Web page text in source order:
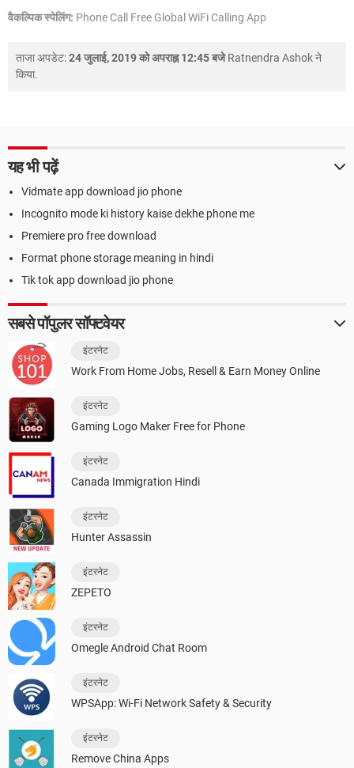
वैकल्पिक स्पेलिंग: Phone Call Free Global WiFi Calling App
ताजा अपडेट:24 जुलाई, 2019 को अपराह्न 12:45 बजे Ratnendra Ashokने
किया.
यह भी पढ़ें
Vidmate app download jio phone
Incognito mode ki history kaise dekhe phone me
Premiere pro free download
Format phone storage meaning in hindi
Tik tok app download jio phone
सबसे पॉपुलर सॉफ्टवेयर
इंटरनेट
Work From Home Jobs, Resell & Earn Money Online
इंटरनेट
Gaming Logo Maker Free for Phone
इंटरनेट
Canada Immigration Hindi
इंटरनेट
Hunter Assassin
इंटरनेट
ZEPETO
इंटरनेट
Omegle Android Chat Room
इंटरनेट
WPSApp: Wi-Fi Network Safety & Security
इंटरनेट
Remove China Apps